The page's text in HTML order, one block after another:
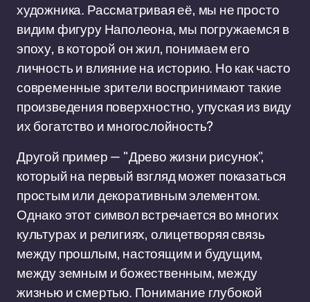
художника. Рассматривая её, мы не просто
видим фигуру Наполеона, мы погружаемся в
эпоху, в которой он жил, понимаем его
личность и влияние на историю. Но как часто
современные зрители воспринимают такие
произведения поверхностно, упуская из виду
их богатство и многослойность?
Другой пример — "Древо жизни рисунок",
который на первый взгляд может показаться
простым или декоративным элементом.
Однако этот символ встречается во многих
культурах и религиях, олицетворяя связь
между прошлым, настоящим и будущим,
между земным и божественным, между
жизнью и смертью. Понимание глубокой